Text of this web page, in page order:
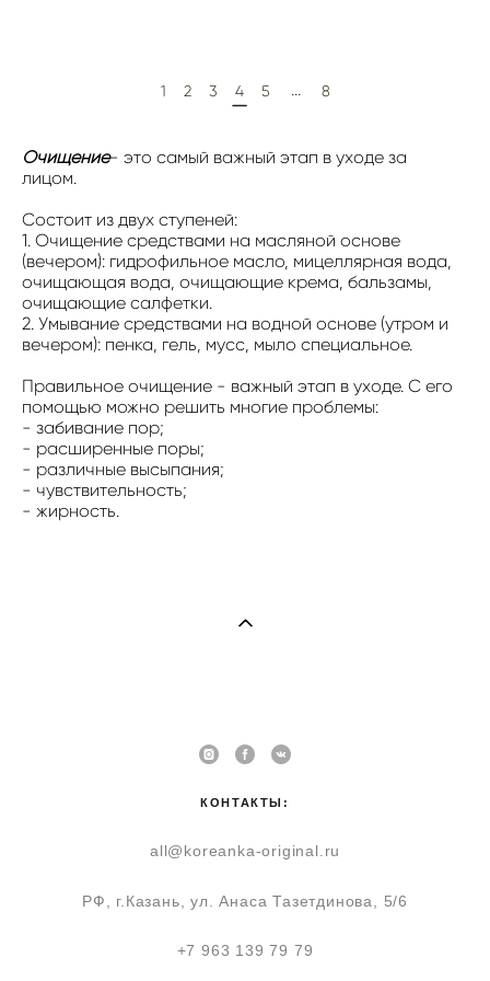
1 2 3 4 5 ... 8
Очищение- это самый важный этап в уходе за
лицом.
Состоит из двух ступеней:
1. Очищение средствами на масляной основе
(вечером): гидрофильное масло, мицеллярная вода,
очищающая вода, очищающие крема, бальзамы,
очищающие салфетки.
2. Умывание средствами на водной основе (утром и
вечером): пенка, гель, мусс, мыло специальное.
Правильное очищение - важный этап в уходе. С его
помощью можно решить многие проблемы:
- забивание пор;
- расширенные поры;
- различные высыпания;
- чувствительность;
- жирность.
КОНТАКТЫ:
all@koreanka-original.ru
РФ, г.Казань, ул. Анаса Тазетдинова, 5/6
+7 963 139 79 79